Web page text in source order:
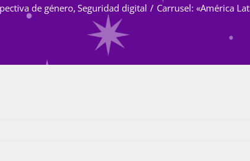
de género Seguridad digital Carrusel: «América